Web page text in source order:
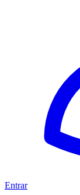
Entrar